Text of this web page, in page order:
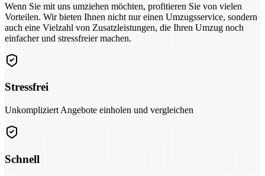
Wenn Sie mit uns umziehen möchten, profitieren Sie von vielen
Vorteilen. Wir bieten Ihnen nicht nur einen Umzugsservice, sondern
auch eine Vielzahl von Zusatzleistungen, die Ihren Umzug noch
einfacher und stressfreier machen.
Stressfrei
Unkompliziert Angebote einholen und vergleichen
Schnell